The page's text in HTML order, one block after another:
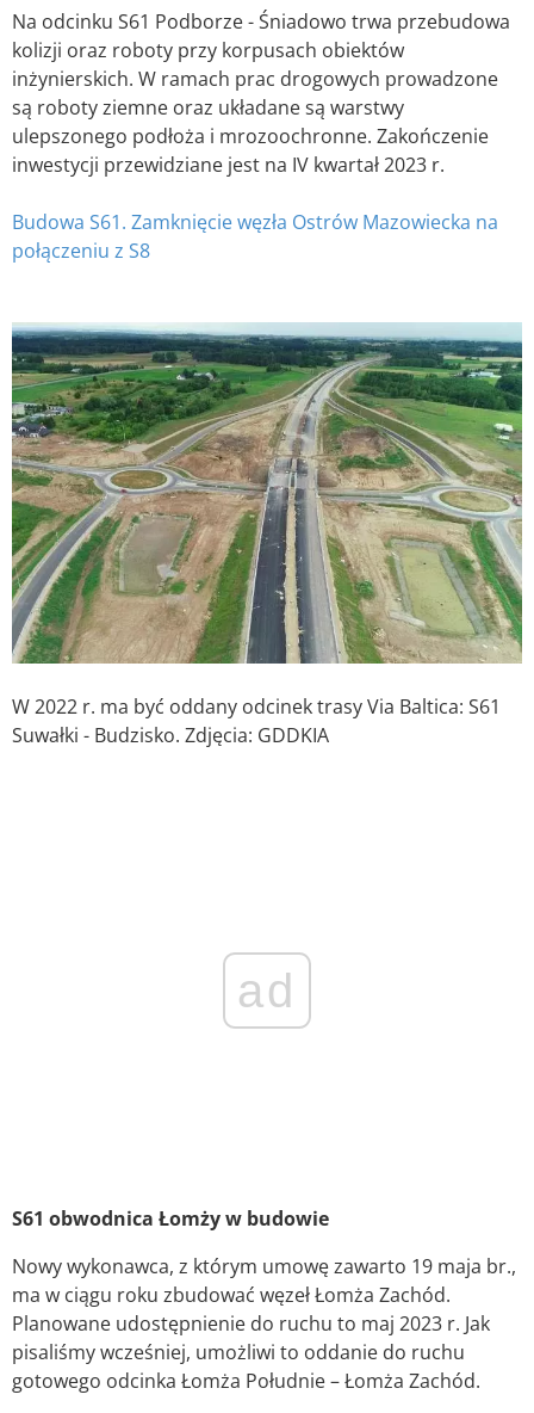
Na odcinku S61 Podborze - Śniadowo trwa przebudowa
kolizji oraz roboty przy korpusach obiektów
inżynierskich. W ramach prac drogowych prowadzone
są roboty ziemne oraz układane są warstwy
ulepszonego podłoża i mrozoochronne. Zakończenie
inwestycji przewidziane jest na IV kwartał 2023 r.
Budowa S61. Zamknięcie węzła Ostrów Mazowiecka na
połączeniu z S8
W 2022 r. ma być oddany odcinek trasy Via Baltica: S61
Suwałki - Budzisko. Zdjęcia: GDDKIA
ad
S61 obwodnica Łomży w budowie
Nowy wykonawca, z którym umowę zawarto 19 maja br.,
ma w ciągu roku zbudować węzeł Łomża Zachód.
Planowane udostępnienie do ruchu to maj 2023 r. Jak
pisaliśmy wcześniej, umożliwi to oddanie do ruchu
gotowego odcinka Łomża Południe – Łomża Zachód.